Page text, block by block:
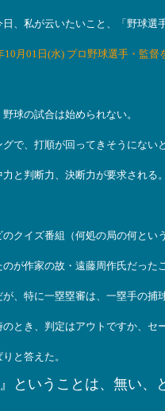
、私が云いたいこと、「野球選
10月01日(水) プロ野球選手・監督
球の試合は始められない。
で、打順が回ってきそうにない
と判断力、決断力が要求される。
クイズ番組（何処の局の何とい
が作家の故・遠藤周作氏だった
、特に一塁塁審は、一塁手の捕
のとき、判定はアウトですか、セ
と答えた。
』ということは、無い、